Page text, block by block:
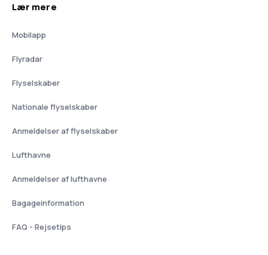
Lær mere
Mobilapp
Flyradar
Flyselskaber
Nationale flyselskaber
Anmeldelser af flyselskaber
Lufthavne
Anmeldelser af lufthavne
Bagageinformation
FAQ - Rejsetips